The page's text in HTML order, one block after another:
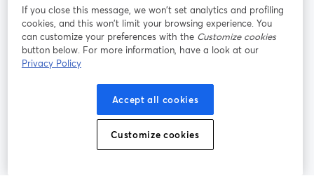
ミナ
ー
Instagram
新しいタブで開く
LinkedIn
新しいタブで開く
新しいタブで開く
プラットフォーム利用規約
個人情報保護方針 クッキーポリシー
If you close this message, we won’t set analytics and profiling
cookies, and this won’t limit your browsing experience. You
can customize your preferences with the Customize cookies
button below. For more information, have a look at our
Privacy Policy
Accept all cookies
Customize cookies